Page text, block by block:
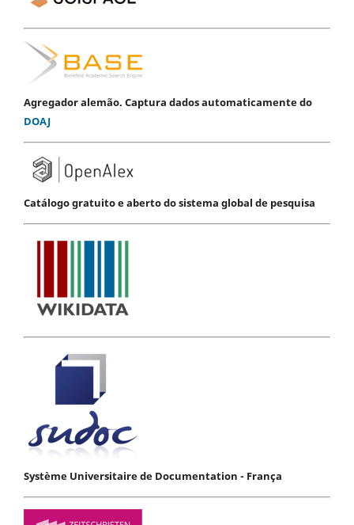
Agregador alemão. Captura dados automaticamente do
DOAJ
Catálogo gratuito e aberto do sistema global de pesquisa
Système Universitaire de Documentation - França